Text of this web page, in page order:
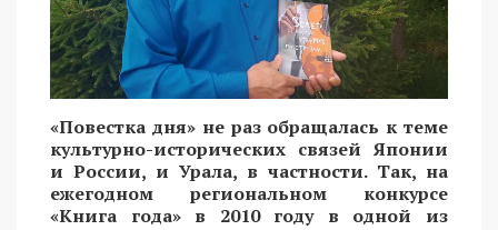
«Повестка дня» не раз обращалась к теме
культурно-исторических связей Японии
и России, и Урала, в частности. Так, на
ежегодном региональном конкурсе
«Книга года» в 2010 году в одной из